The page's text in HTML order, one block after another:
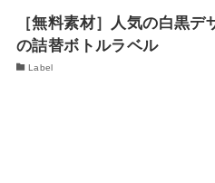
［無料素材］人気の白黒
の詰替ボトルラベル
Label